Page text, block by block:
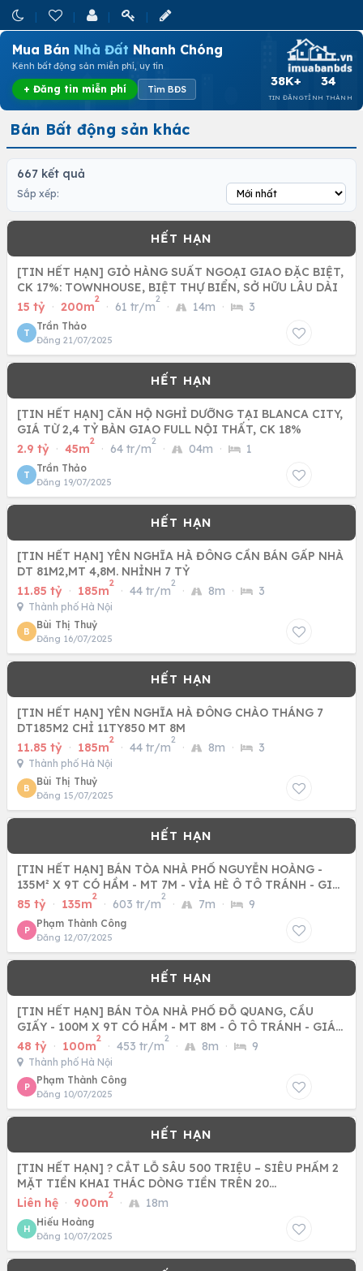
Mua Bán Nhà Đất Nhanh Chóng
Kênh bất động sản miễn phí, uy tín
+ Đăng tin miễn phí Tìm BĐS
38K+
TIN ĐĂNG
34
TỈNH THÀNH
Bán Bất động sản khác
667 kết quả
Sắp xếp:
[TIN HẾT HẠN] GIỎ HÀNG SUẤT NGOẠI GIAO ĐẶC BIỆT,
CK 17%: TOWNHOUSE, BIỆT THỰ BIỂN, SỞ HỮU LÂU DÀI
15 tỷ · 200m
2
· 61 tr/m
2
· 14m · 3
T
Trần Thảo
Đăng 21/07/2025
[TIN HẾT HẠN] CĂN HỘ NGHỈ DƯỠNG TẠI BLANCA CITY,
GIÁ TỪ 2,4 TỶ BÀN GIAO FULL NỘI THẤT, CK 18%
2.9 tỷ · 45m
2
· 64 tr/m
2
· 04m · 1
T
Trần Thảo
Đăng 19/07/2025
[TIN HẾT HẠN] YÊN NGHĨA HÀ ĐÔNG CẦN BÁN GẤP NHÀ
DT 81M2,MT 4,8M. NHỈNH 7 TỶ
11.85 tỷ · 185m
2
· 44 tr/m
2
· 8m · 3
Thành phố Hà Nội
B
Bùi Thị Thuỷ
Đăng 16/07/2025
[TIN HẾT HẠN] YÊN NGHĨA HÀ ĐÔNG CHÀO THÁNG 7
DT185M2 CHỈ 11TY850 MT 8M
11.85 tỷ · 185m
2
· 44 tr/m
2
· 8m · 3
Thành phố Hà Nội
B
Bùi Thị Thuỷ
Đăng 15/07/2025
[TIN HẾT HẠN] BÁN TÒA NHÀ PHỐ NGUYỄN HOÀNG -
135M² X 9T CÓ HẦM - MT 7M - VỈA HÈ Ô TÔ TRÁNH - GIÁ
85 TỶ
85 tỷ · 135m
2
· 603 tr/m
2
· 7m · 9
P
Phạm Thành Công
Đăng 12/07/2025
[TIN HẾT HẠN] BÁN TÒA NHÀ PHỐ ĐỖ QUANG, CẦU
GIẤY - 100M X 9T CÓ HẦM - MT 8M - Ô TÔ TRÁNH - GIÁ
48 TỶ
48 tỷ · 100m
2
· 453 tr/m
2
· 8m · 9
Thành phố Hà Nội
P
Phạm Thành Công
Đăng 10/07/2025
[TIN HẾT HẠN] ? CẮT LỖ SÂU 500 TRIỆU – SIÊU PHẨM 2
MẶT TIỀN KHAI THÁC DÒNG TIỀN TRÊN 20
TRIỆU/THÁNG
Liên hệ · 900m
2
· 18m
H
Hiếu Hoàng
Đăng 10/07/2025